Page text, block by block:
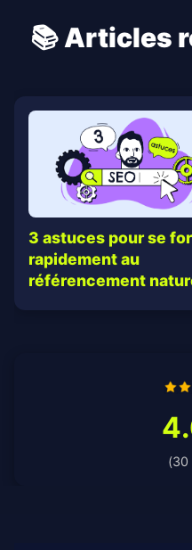
📚 Articles
3 astuces pour se
rapidement au
référencement
(30